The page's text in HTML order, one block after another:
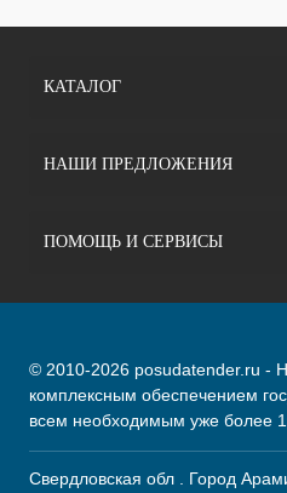
КАТАЛОГ
НАШИ ПРЕДЛОЖЕНИЯ
ПОМОЩЬ И СЕРВИСЫ
© 2010-2026 posudatender.ru -
комплексным обеспечением
всем необходимым уже более
Свердловская обл . Город